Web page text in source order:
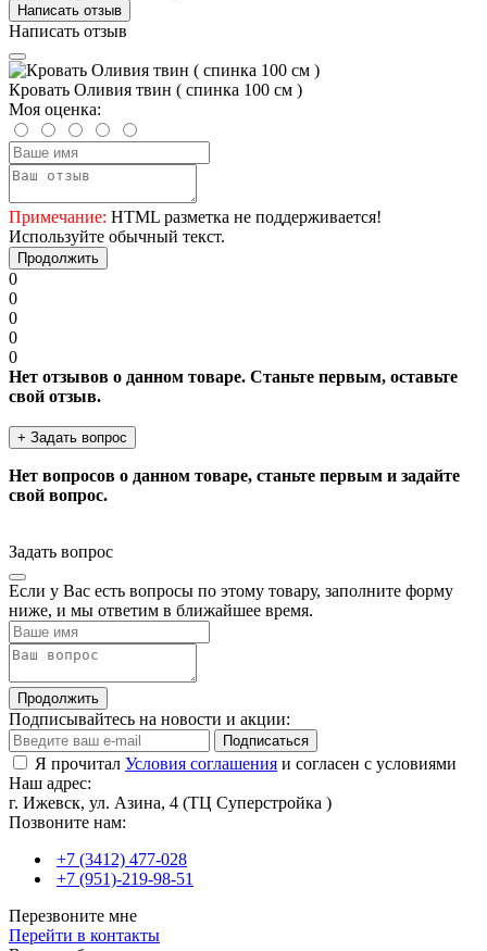
Написать отзыв
Написать отзыв
Кровать Оливия твин ( спинка 100 см )
Моя оценка:
Примечание: HTML разметка не поддерживается!
Используйте обычный текст.
Продолжить
0
0
0
0
0
Нет отзывов о данном товаре. Станьте первым, оставьте
свой отзыв.
+ Задать вопрос
Нет вопросов о данном товаре, станьте первым и задайте
свой вопрос.
Задать вопрос
Если у Вас есть вопросы по этому товару, заполните форму
ниже, и мы ответим в ближайшее время.
Продолжить
Подписывайтесь на новости и акции:
Подписаться
Я прочитал Условия соглашения и согласен с условиями
Наш адрес:
г. Ижевск, ул. Азина, 4 (ТЦ Суперстройка )
Позвоните нам:
+7 (3412) 477-028
+7 (951)-219-98-51
Перезвоните мне
Перейти в контакты